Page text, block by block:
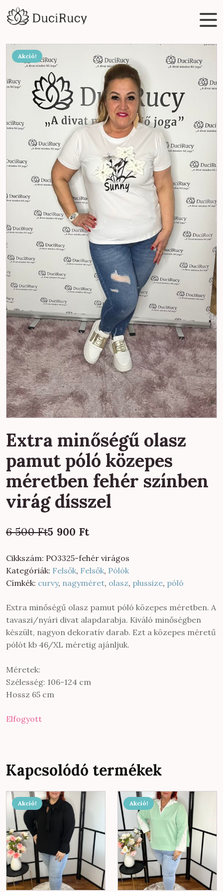
Akció!
Extra minőségű olasz
pamut póló közepes
méretben fehér színben
virág dísszel
6 500Ft
Original
was:
6
500 Ft.
5 900 Ft
Current
is:
5
900 Ft.
Cikkszám: PO3325-fehér virágos
Kategóriák: Felsők, Felsők, Pólók
Címkék: curvy, nagyméret, olasz, plussize, póló
Extra minőségű olasz pamut póló közepes méretben. A
tavaszi/nyári divat alapdarabja. Kiváló minőségben
készült, nagyon dekoratív darab. Ezt a közepes méretű
pólót kb 46/XL méretig ajánljuk.
Méretek:
Szélesség: 106-124 cm
Hossz 65 cm
Elfogyott
Kapcsolódó termékek
Akció! Akció!